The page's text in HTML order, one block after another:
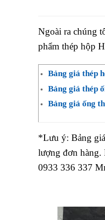
Ngoài ra chúng
phẩm thép hộp
Bảng giá thép
Bảng giá thép
Bảng giá ống
*Lưu ý: Bảng
lượng đơn hàng.
0933 336 337